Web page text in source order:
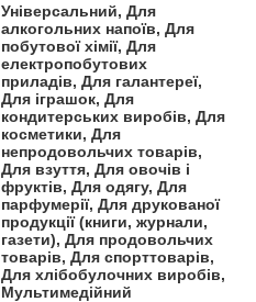
Універсальний, Для
алкогольних напоїв, Для
побутової хімії, Для
електропобутових
приладів, Для галантереї,
Для іграшок, Для
кондитерських виробів, Для
косметики, Для
непродовольчих товарів,
Для взуття, Для овочів і
фруктів, Для одягу, Для
парфумерії, Для друкованої
продукції (книги, журнали,
газети), Для продовольчих
товарів, Для спорттоварів,
Для хлібобулочних виробів,
Мультимедійний